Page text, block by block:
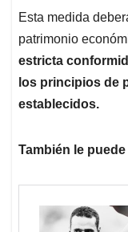
Esta medida
patrimonio
estricta
los principios de
establecidos.
También le